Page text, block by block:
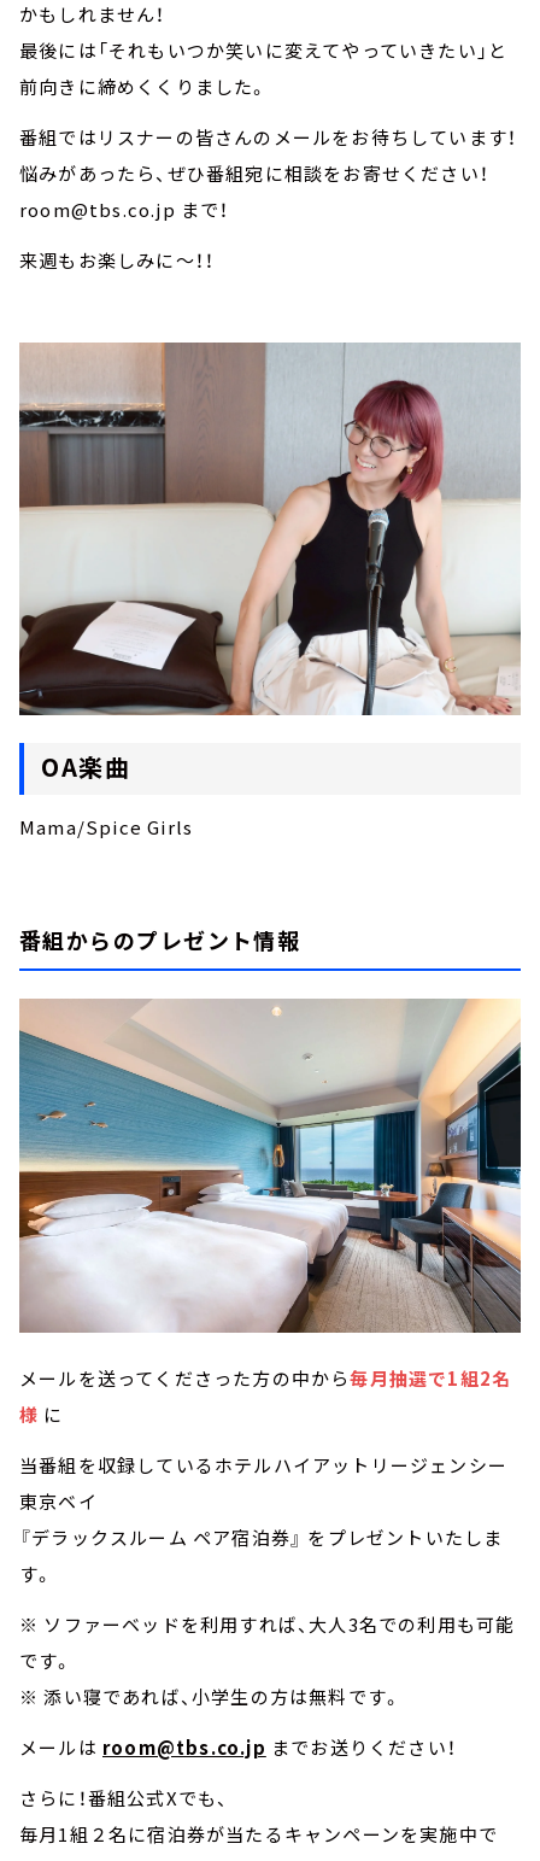
かもしれません！
最後には「それもいつか笑いに変えてやっていきたい」と
前向きに締めくくりました。
番組ではリスナーの皆さんのメールをお待ちしています！
悩みがあったら、ぜひ番組宛に相談をお寄せください！
room@tbs.co.jp まで！
来週もお楽しみに～！！
OA楽曲
Mama/Spice Girls
番組からのプレゼント情報
メールを送ってくださった方の中から毎月抽選で1組2名
様 に
当番組を収録しているホテルハイアットリージェンシー
東京ベイ
『デラックスルーム ペア宿泊券』 をプレゼントいたしま
す。
※ ソファーベッドを利用すれば、大人3名での利用も可能
です。
※ 添い寝であれば、小学生の方は無料です。
メールは room@tbs.co.jp までお送りください！
さらに！番組公式Xでも、
毎月1組２名に宿泊券が当たるキャンペーンを実施中で